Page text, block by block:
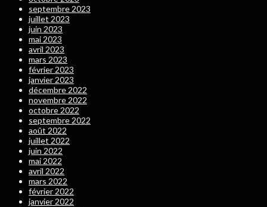
septembre 2023
juillet 2023
juin 2023
mai 2023
avril 2023
mars 2023
février 2023
janvier 2023
décembre 2022
novembre 2022
octobre 2022
septembre 2022
août 2022
juillet 2022
juin 2022
mai 2022
avril 2022
mars 2022
février 2022
janvier 2022